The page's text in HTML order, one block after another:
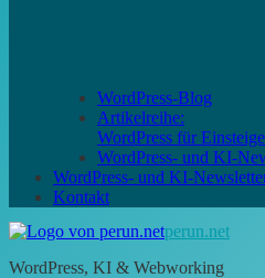
WordPress-Blog
Artikelreihe:
WordPress für
WordPress- und KI-
WordPress- und KI-
Kontakt
perun.net
WordPress, KI & Webworking